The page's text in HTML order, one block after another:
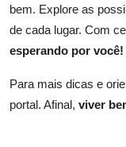
bem. Explore as
de cada lugar. Com
esperando por você!
Para mais dicas e
portal. Afinal, viver